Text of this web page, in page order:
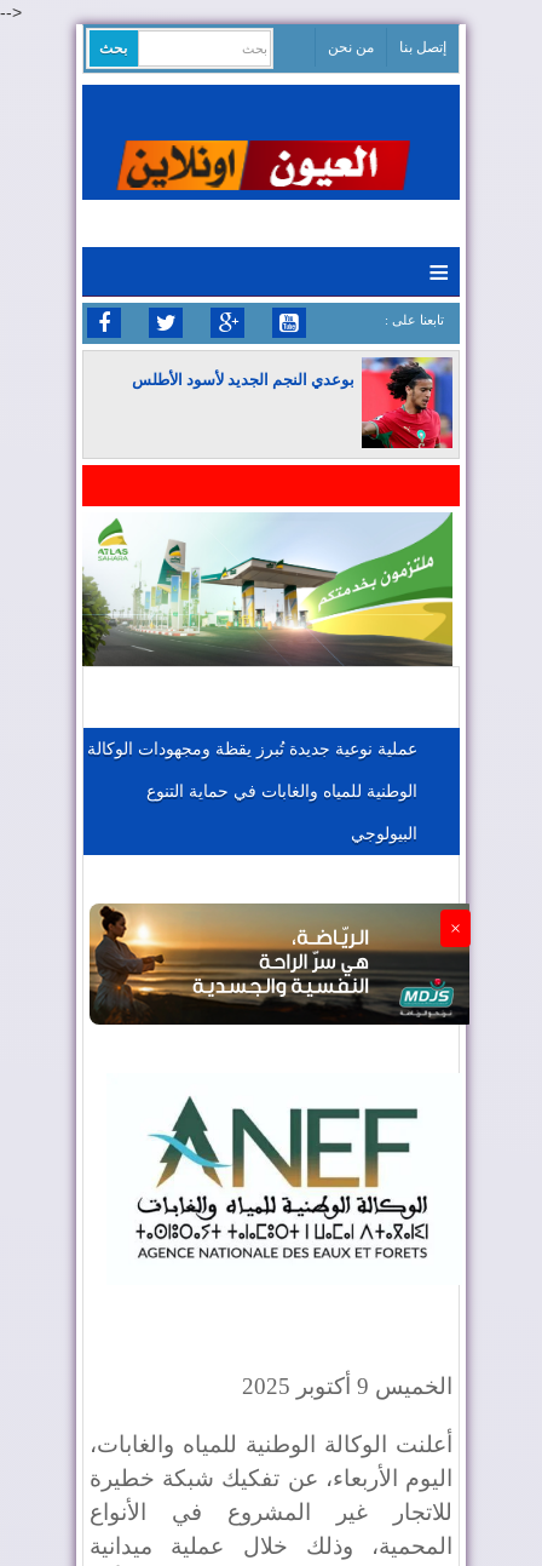
-->
إتصل بنا من نحن
≡
: تابعنا على
بوعدي النجم الجديد لأسود الأطلس
المغرب يعزز موقعه في صناعة الطيران
عملية نوعية جديدة تُبرز يقظة ومجهودات الوكالة
الوطنية للمياه والغابات في حماية التنوع
البيولوجي
×
الخميس 9 أكتوبر 2025
أعلنت الوكالة الوطنية للمياه والغابات،
اليوم الأربعاء، عن تفكيك شبكة خطيرة
للاتجار غير المشروع في الأنواع
المحمية، وذلك خلال عملية ميدانية